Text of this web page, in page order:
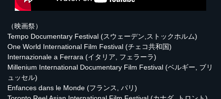
（映画祭）
Tempo Documentary Festival (スウェーデン,ストックホルム)
One World International Film Festival (チェコ共和国)
Internazionale a Ferrara (イタリア, フェラーラ)
Millenium International Documentary Film Festival (ベルギー, ブリ
ュッセル)
Enfances dans le Monde (フランス, パリ)